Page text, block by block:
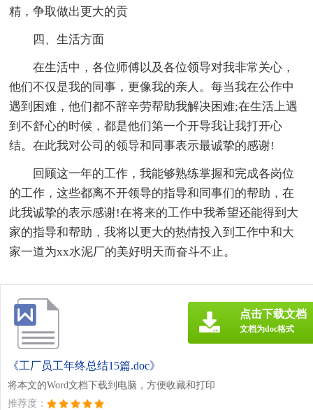
精，争取做出更大的贡
四、生活方面
在生活中，各位师傅以及各位领导对我非常关心，
他们不仅是我的同事，更像我的亲人。每当我在公作中
遇到困难，他们都不辞辛劳帮助我解决困难;在生活上遇
到不舒心的时候，都是他们第一个开导我让我打开心
结。在此我对公司的领导和同事表示最诚挚的感谢!
回顾这一年的工作，我能够熟练掌握和完成各岗位
的工作，这些都离不开领导的指导和同事们的帮助，在
此我诚挚的表示感谢!在将来的工作中我希望还能得到大
家的指导和帮助，我将以更大的热情投入到工作中和大
家一道为xx水泥厂的美好明天而奋斗不止。
《工厂员工年终总结15篇.doc》
将本文的Word文档下载到电脑，方便收藏和打印
推荐度：
点击下载文档
文档为doc格式